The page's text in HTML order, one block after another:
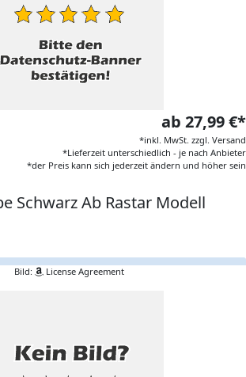
ab 27,99 €*
*inkl. MwSt. zzgl. Versand
*Lieferzeit unterschiedlich - je nach Anbieter
*der Preis kann sich jederzeit ändern und höher sein
Schwarz Ab Rastar Modell
Bild: License Agreement